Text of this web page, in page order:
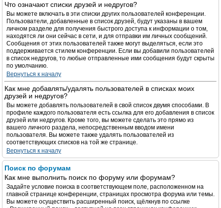
Что означают списки друзей и недругов?
Вы можете включать в эти списки других пользователей конференции.
Пользователи, добавленные в список друзей, будут указаны в вашем
личном разделе для получения быстрого доступа к информации о том,
находятся ли они сейчас в сети, и для отправки им личных сообщений.
Сообщения от этих пользователей также могут выделяться, если это
поддерживается стилем конференции. Если вы добавили пользователей
в список недругов, то любые отправленные ими сообщения будут скрыты
по умолчанию.
Вернуться к началу
Как мне добавлять/удалять пользователей в списках моих
друзей и недругов?
Вы можете добавлять пользователей в свой список двумя способами. В
профиле каждого пользователя есть ссылка для его добавления в список
друзей или недругов. Кроме того, вы можете сделать это прямо из
вашего личного раздела, непосредственным вводом имени
пользователя. Вы можете также удалять пользователей из
соответствующих списков на той же странице.
Вернуться к началу
Поиск по форумам
Как мне выполнить поиск по форуму или форумам?
Задайте условие поиска в соответствующем поле, расположенном на
главной странице конференции, страницах просмотра форума или темы.
Вы можете осуществить расширенный поиск, щёлкнув по ссылке